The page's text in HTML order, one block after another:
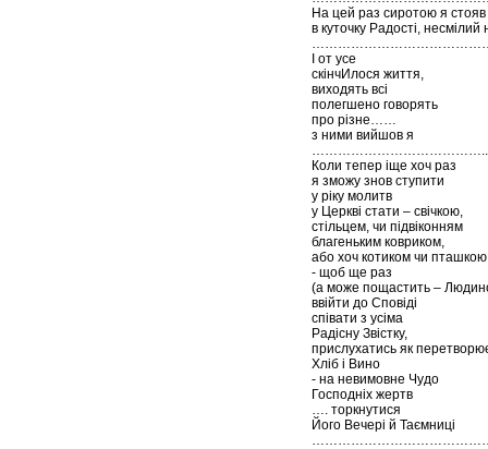
На цей раз сиротою я стояв
в куточку Радості,
І от усе
скінчИлося життя,
виходять всі
полегшено говорять
про різне……
з ними вийшов я
…………………………………..
Коли тепер іще хоч раз
я зможу знов ступити
у ріку молитв
у Церкві стати – свічкою,
стільцем, чи підвіконням
благеньким ковриком,
або хоч котиком чи
- щоб ще раз
(а може пощастить –
ввійти до Сповіді
співати з усіма
Радісну Звістку,
прислухатись як
Хліб і Вино
- на невимовне Чудо
Господніх жертв
…. торкнутися
Його Вечері й Таємниці